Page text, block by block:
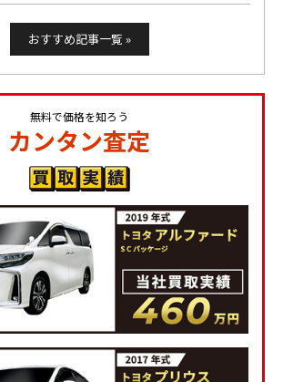
おすすめ記事一覧 »
無料で価格を知ろう
カンタン査定